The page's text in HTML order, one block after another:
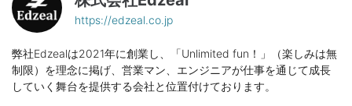
https://edzeal.co.jp
弊社Edzealは2021年に創業し、「Unlimited fun！」（楽しみは無
制限）を理念に掲げ、営業マン、エンジニアが仕事を通じて成長
していく舞台を提供する会社と位置付けております。